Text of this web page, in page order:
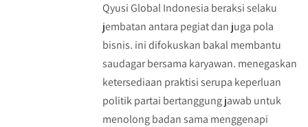
Qyusi Global Indonesia beraksi selaku
jembatan antara pegiat dan juga pola
bisnis. ini difokuskan bakal membantu
saudagar bersama karyawan. menegaskan
ketersediaan praktisi serupa keperluan
politik partai bertanggung jawab untuk
menolong badan sama menggenapi